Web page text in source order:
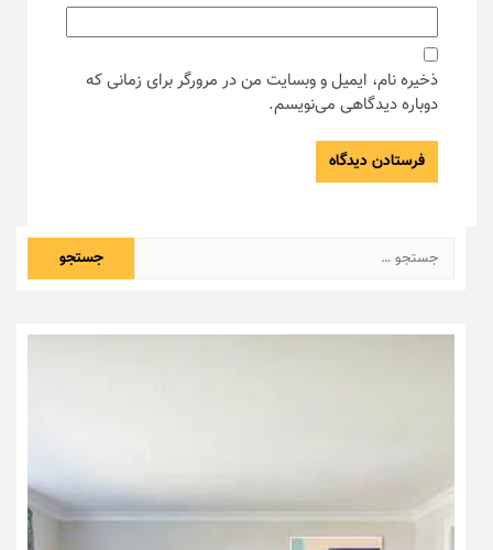
ذخیره نام، ایمیل و وبسایت من در مرورگر برای زمانی که
دوباره دیدگاهی می‌نویسم.
جستجو
برای: